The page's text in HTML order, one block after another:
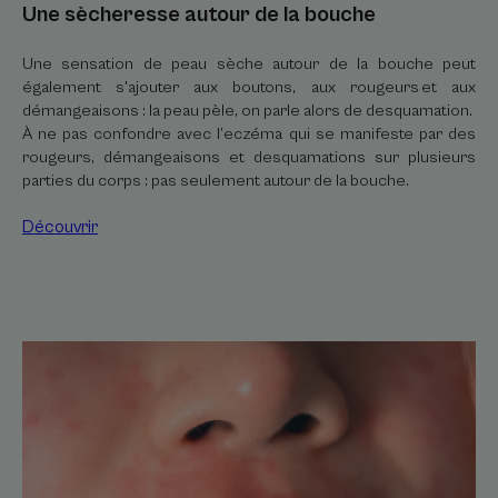
Une sècheresse autour de la bouche
Une sensation de peau sèche autour de la bouche peut
également s'ajouter aux boutons, aux rougeurs et aux
démangeaisons : la peau pèle, on parle alors de desquamation.
À ne pas confondre avec l’eczéma qui se manifeste par des
rougeurs, démangeaisons et desquamations sur plusieurs
parties du corps : pas seulement autour de la bouche.
Découvrir